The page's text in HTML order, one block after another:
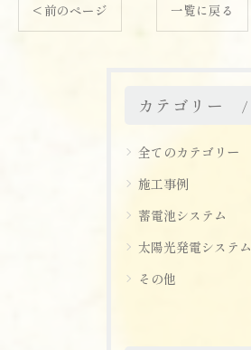
< 前のページ 一覧に戻る
カテゴリー
全てのカテゴリー
施工事例
蓄電池システム
太陽光発電システム
その他